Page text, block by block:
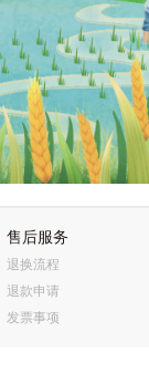
售后服务
退换流程
退款申请
发票事项